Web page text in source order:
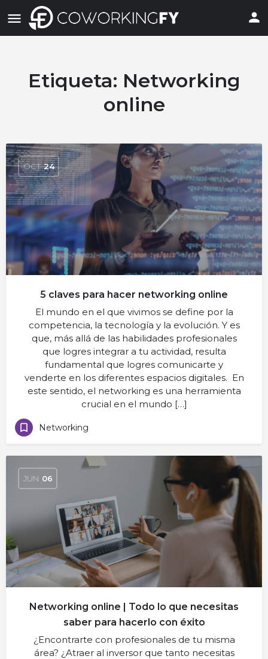
Etiqueta: Networking
online
OCT 24
5 claves para hacer networking online
El mundo en el que vivimos se define por la
competencia, la tecnología y la evolución. Y es
que, más allá de las habilidades profesionales
que logres integrar a tu actividad, resulta
fundamental que logres comunicarte y
venderte en los diferentes espacios digitales. En
este sentido, el networking es una herramienta
crucial en el mundo […]
Networking
JUN 06
Networking online | Todo lo que necesitas
saber para hacerlo con éxito
¿Encontrarte con profesionales de tu misma
área? ¿Atraer al inversor que tanto necesitas